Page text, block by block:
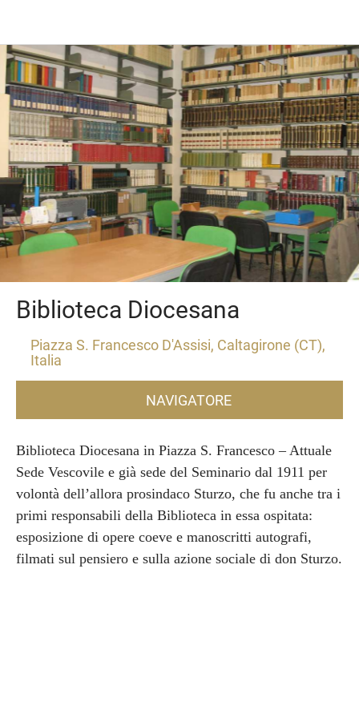
Biblioteca Diocesana
Piazza S. Francesco D'Assisi, Caltagirone (CT),
Italia
NAVIGATORE
Biblioteca Diocesana in Piazza S. Francesco – Attuale
Sede Vescovile e già sede del Seminario dal 1911 per
volontà dell’allora prosindaco Sturzo, che fu anche tra i
primi responsabili della Biblioteca in essa ospitata:
esposizione di opere coeve e manoscritti autografi,
filmati sul pensiero e sulla azione sociale di don Sturzo.